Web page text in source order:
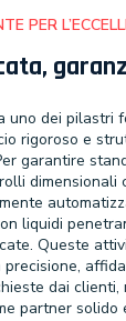
PER
uno dei pilastri
rigoroso e
garantire
dimensionali
liquidi
Queste
precisione,
dai
partner